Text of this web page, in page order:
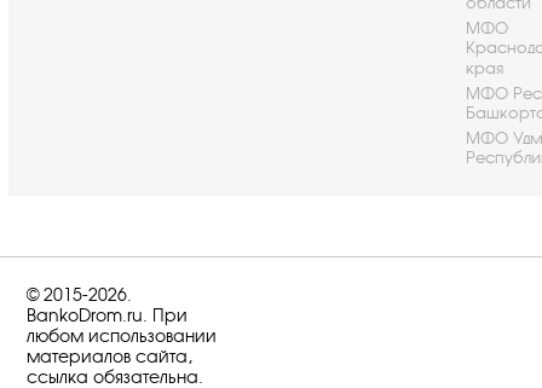
МФО
края
МФО
МФО
© 2015-2026.
BankoDrom.ru. При
любом использовании
материалов сайта,
ссылка обязательна.